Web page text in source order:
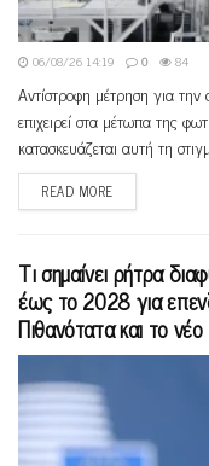
06/08/26 14:19 0 84
Αντίστροφη μέτρηση για
επιχειρεί στα μέτωπα της
κατασκευάζεται αυτή τη
READ MORE
Τι σημαίνει ρήτρα
έως το 2028 για
Πιθανότατα και το